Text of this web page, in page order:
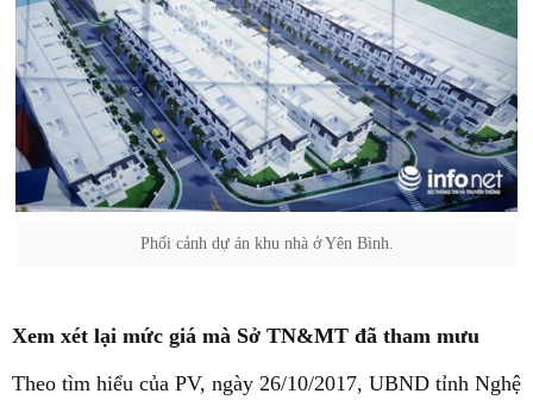
Phối cảnh dự án khu nhà ở Yên Bình.
Xem xét lại mức giá mà Sở TN&MT đã tham mưu
Theo tìm hiểu của PV, ngày 26/10/2017, UBND tỉnh Nghệ